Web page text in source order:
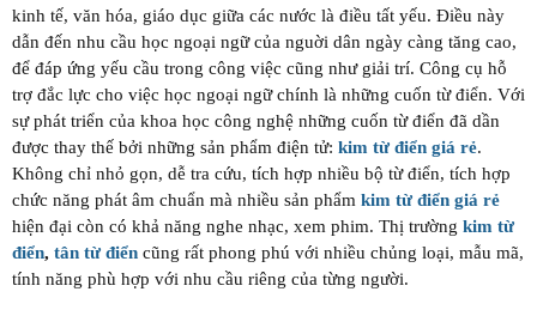
kinh tế, văn hóa, giáo dục giữa các nước là điều tất yếu. Điều này
dẫn đến nhu cầu học ngoại ngữ của nguời dân ngày càng tăng cao,
để đáp ứng yếu cầu trong công việc cũng như giải trí. Công cụ hỗ
trợ đắc lực cho việc học ngoại ngữ chính là những cuốn từ điển. Với
sự phát triển của khoa học công nghệ những cuốn từ điển đã dần
được thay thế bởi những sản phẩm điện tử: kim từ điển giá rẻ.
Không chỉ nhỏ gọn, dễ tra cứu, tích hợp nhiều bộ từ điển, tích hợp
chức năng phát âm chuẩn mà nhiều sản phẩm kim từ điển giá rẻ
hiện đại còn có khả năng nghe nhạc, xem phim. Thị trường kim từ
điển, tân từ điển cũng rất phong phú với nhiều chủng loại, mẫu mã,
tính năng phù hợp với nhu cầu riêng của từng người.